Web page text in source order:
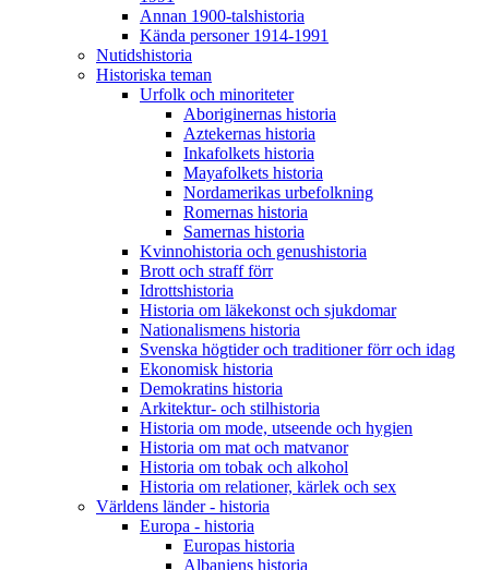
Annan 1900-talshistoria
Kända personer 1914-1991
Nutidshistoria
Historiska teman
Urfolk och minoriteter
Aboriginernas historia
Aztekernas historia
Inkafolkets historia
Mayafolkets historia
Nordamerikas urbefolkning
Romernas historia
Samernas historia
Kvinnohistoria och genushistoria
Brott och straff förr
Idrottshistoria
Historia om läkekonst och sjukdomar
Nationalismens historia
Svenska högtider och traditioner förr och idag
Ekonomisk historia
Demokratins historia
Arkitektur- och stilhistoria
Historia om mode, utseende och hygien
Historia om mat och matvanor
Historia om tobak och alkohol
Historia om relationer, kärlek och sex
Världens länder - historia
Europa - historia
Europas historia
Albaniens historia